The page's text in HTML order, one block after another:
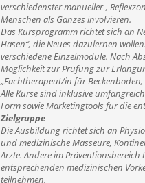
verschiedenster manueller-,
Menschen als Ganzes involvieren.
Das Kursprogramm richtet sich an
Hasen“, die Neues dazulernen
verschiedene Einzelmodule. Nach
Möglichkeit zur Prüfung zur
„Fachtherapeut/in für Beckenboden,
Alle Kurse sind inklusive
Form sowie Marketingtools für die
Zielgruppe
Die Ausbildung richtet sich an
und medizinische Masseure,
Ärzte. Andere im
entsprechenden medizinischen
teilnehmen.